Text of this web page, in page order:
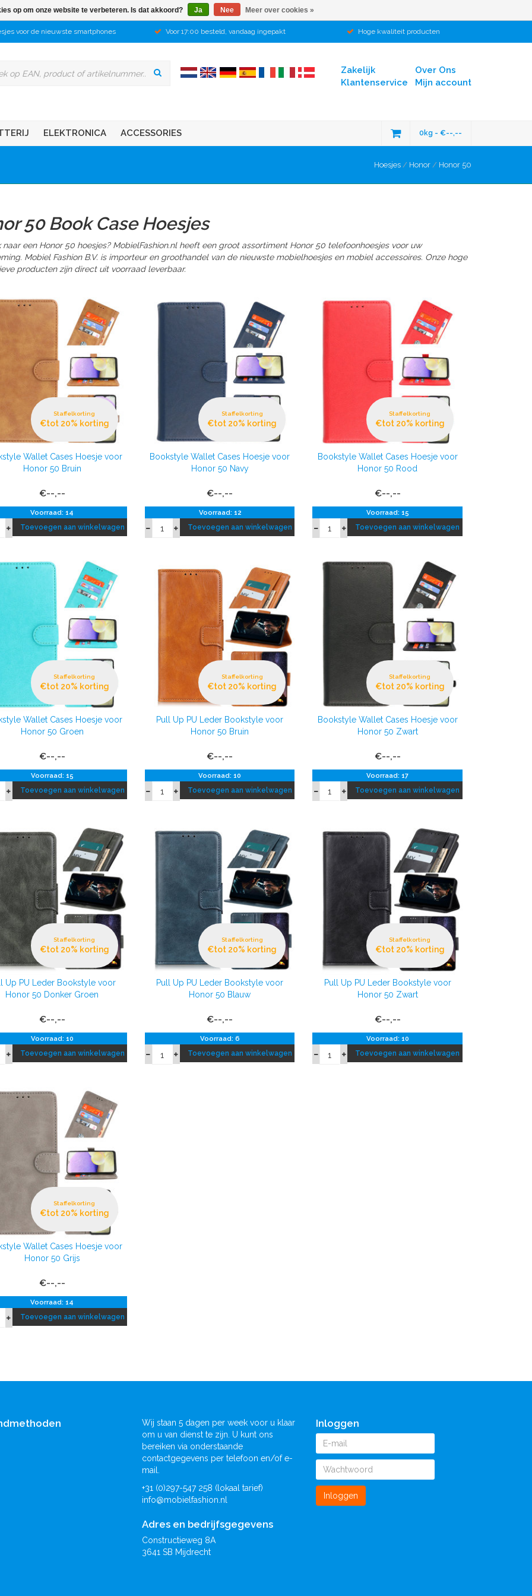
voor de nieuwste smartphones Voor 17:00 besteld, vandaag ingepakt Hoge kwaliteit producten
Over Ons
Mijn account
Zakelijk
Klantenservice
ELEKTRONICA ACCESSORIES 0kg - €--,--
Hoesjes / Honor / Honor 50
50 Book Case Hoesjes
naar een Honor 50 hoesjes? MobielFashion.nl heeft een groot assortiment Honor 50 telefoonhoesjes voor uw
Mobiel Fashion B.V. is importeur en groothandel van de nieuwste mobielhoesjes en mobiel accessoires. Onze hoge
producten zijn direct uit voorraad leverbaar.
Staffelkorting
€tot 20% korting
Wallet Cases Hoesje voor
Honor 50 Bruin
€--,--
Voorraad: 14
Toevoegen aan winkelwagen
Staffelkorting
€tot 20% korting
Bookstyle Wallet Cases Hoesje voor
Honor 50 Navy
€--,--
Voorraad: 12
Toevoegen aan winkelwagen
Staffelkorting
€tot 20% korting
Bookstyle Wallet Cases Hoesje voor
Honor 50 Rood
€--,--
Voorraad: 15
Toevoegen aan winkelwagen
Staffelkorting
€tot 20% korting
Wallet Cases Hoesje voor
Honor 50 Groen
€--,--
Voorraad: 15
Toevoegen aan winkelwagen
Staffelkorting
€tot 20% korting
Pull Up PU Leder Bookstyle voor
Honor 50 Bruin
€--,--
Voorraad: 10
Toevoegen aan winkelwagen
Staffelkorting
€tot 20% korting
Bookstyle Wallet Cases Hoesje voor
Honor 50 Zwart
€--,--
Voorraad: 17
Toevoegen aan winkelwagen
Staffelkorting
€tot 20% korting
Up PU Leder Bookstyle voor
Honor 50 Donker Groen
€--,--
Voorraad: 10
Toevoegen aan winkelwagen
Staffelkorting
€tot 20% korting
Pull Up PU Leder Bookstyle voor
Honor 50 Blauw
€--,--
Voorraad: 6
Toevoegen aan winkelwagen
Staffelkorting
€tot 20% korting
Pull Up PU Leder Bookstyle voor
Honor 50 Zwart
€--,--
Voorraad: 10
Toevoegen aan winkelwagen
Staffelkorting
€tot 20% korting
Wallet Cases Hoesje voor
Honor 50 Grijs
€--,--
Voorraad: 14
Toevoegen aan winkelwagen
Wij staan 5 dagen per week voor u klaar
om u van dienst te zijn. U kunt ons
bereiken via onderstaande
contactgegevens per telefoon en/of e-
mail.
+31 (0)297-547 258 (lokaal tarief)
info@mobielfashion.nl
Adres en bedrijfsgegevens
Constructieweg 8A
3641 SB Mijdrecht
Inloggen
Inloggen
op om onze website te verbeteren. Is dat akkoord? Ja Nee Meer over cookies »